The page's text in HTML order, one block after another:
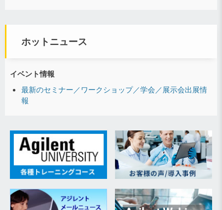
ホットニュース
イベント情報
最新のセミナー／ワークショップ／学会／展示会出展情
報